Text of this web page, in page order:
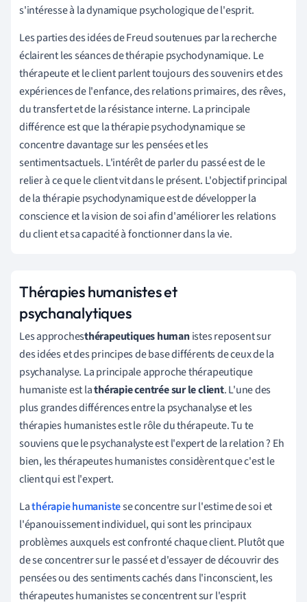
s'intéresse à la dynamique psychologique de l'esprit.
Les parties des idées de Freud soutenues par la recherche
éclairent les séances de thérapie psychodynamique. Le
thérapeute et le client parlent toujours des souvenirs et des
expériences de l'enfance, des relations primaires, des rêves,
du transfert et de la résistance interne. La principale
différence est que la thérapie psychodynamique se
concentre davantage sur lespensées et les
sentimentsactuels. L'intérêt de parler du passé est de le
relier à ce que le client vit dans le présent. L'objectif principal
de la thérapie psychodynamique est de développer la
conscience et la vision de soi afin d'améliorer les relations
du client et sa capacité à fonctionner dans la vie.
Thérapies humanistes et
psychanalytiques
Les approchesthérapeutiques humanistes reposent sur
des idées et des principes de base différents de ceux de la
psychanalyse. La principale approche thérapeutique
humaniste est lathérapie centrée sur le client. L'une des
plus grandes différences entre la psychanalyse et les
thérapies humanistes est le rôle du thérapeute. Tu te
souviens que le psychanalyste est l'expert de la relation ? Eh
bien, les thérapeutes humanistes considèrent que c'est le
client qui est l'expert.
Lathérapie humanistese concentre sur l'estime de soi et
l'épanouissement individuel, qui sont les principaux
problèmes auxquels est confronté chaque client. Plutôt que
de se concentrer sur le passé et d'essayer de découvrir des
pensées ou des sentiments cachés dans l'inconscient, les
thérapeutes humanistes se concentrent sur l'esprit